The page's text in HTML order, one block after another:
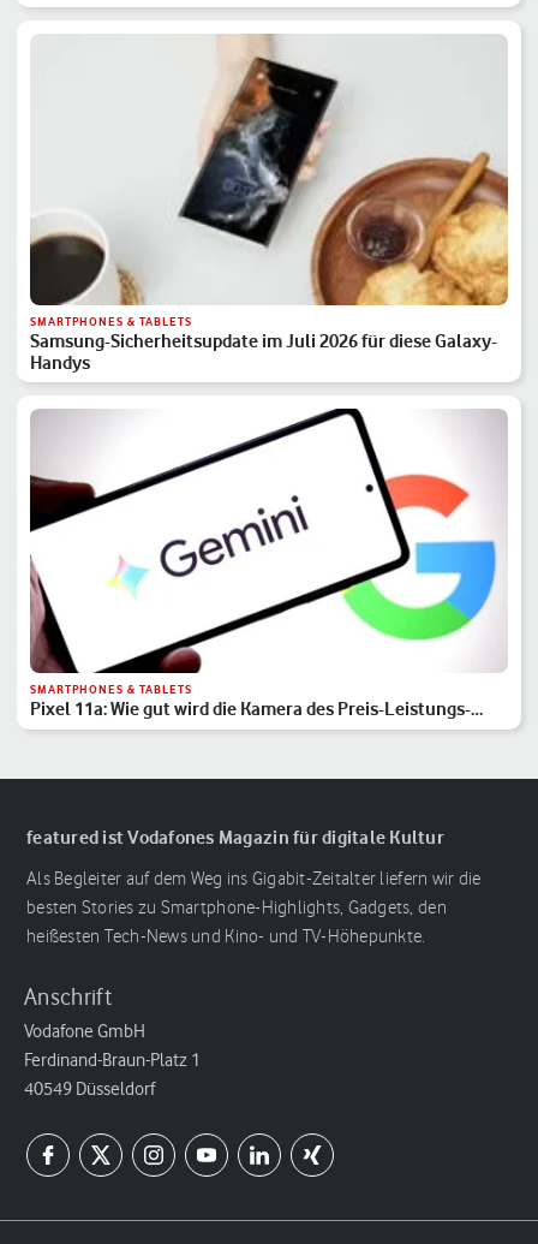
SMARTPHONES & TABLETS
Samsung-Sicherheitsupdate im Juli 2026 für diese Galaxy-
Handys
SMARTPHONES & TABLETS
Pixel 11a: Wie gut wird die Kamera des Preis-Leistungs-
Hits?
featured ist Vodafones Magazin für digitale Kultur
Als Begleiter auf dem Weg ins Gigabit-Zeitalter liefern wir die
besten Stories zu Smartphone-Highlights, Gadgets, den
heißesten Tech-News und Kino- und TV-Höhepunkte.
Anschrift
Vodafone GmbH
Ferdinand-Braun-Platz 1
40549 Düsseldorf